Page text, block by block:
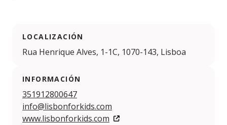
LOCALIZACIÓN
Rua Henrique Alves, 1-1C, 1070-143, Lisboa
INFORMACIÓN
351912800647
info@lisbonforkids.com
www.lisbonforkids.com